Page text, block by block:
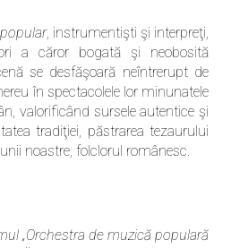
, instrumentişti şi interpreţi,
a căror bogată şi neobosită
se desfăşoară neîntrerupt de
în spectacolele lor minunatele
valorificând sursele autentice şi
tradiţiei, păstrarea tezaurului
noastre, folclorul românesc.
„Orchestra de muzică populară